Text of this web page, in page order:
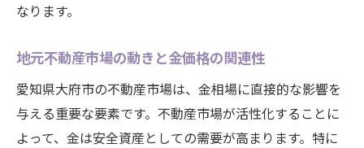
なります。
地元不動産市場の動きと金価格の関連性
愛知県大府市の不動産市場は、金相場に直接的な影響を
与える重要な要素です。不動産市場が活性化することに
よって、金は安全資産としての需要が高まります。特に